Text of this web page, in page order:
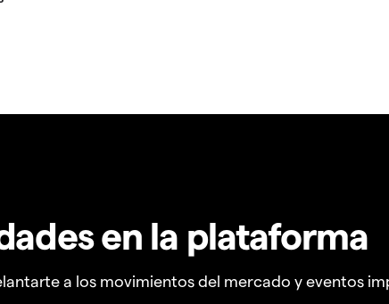
en la plataforma
a los movimientos del mercado y eventos